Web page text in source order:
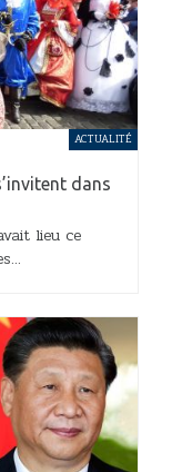
dans
lieu ce
ACTUALITÉ